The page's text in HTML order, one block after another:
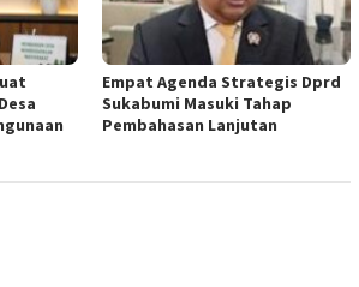
Empat Agenda Strategis Dprd
Sukabumi Masuki Tahap
Pembahasan Lanjutan